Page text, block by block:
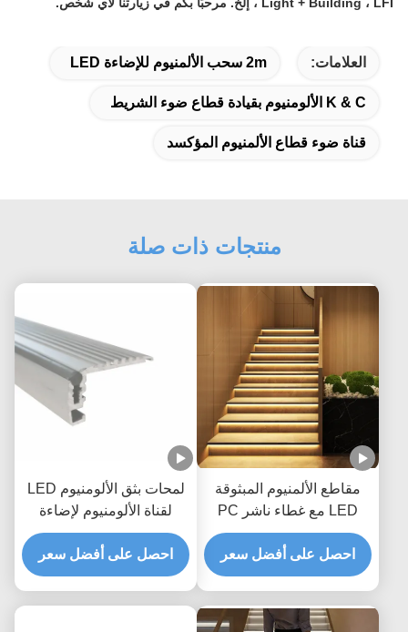
العلامات: 2m سحب الألمنيوم للإضاءة LED
K & C الألومنيوم بقيادة قطاع ضوء الشريط
قناة ضوء قطاع الألمنيوم المؤكسد
منتجات ذات صلة
مقاطع الألمنيوم المبثوقة
LED مع غطاء ناشر PC
للإضاءة الخطية الداخلية
احصل على أفضل سعر
لمحات بثق الألومنيوم LED
لقناة الألومنيوم لإضاءة
السلالم
احصل على أفضل سعر